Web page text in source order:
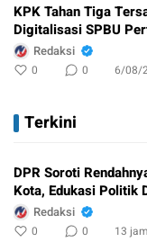
KPK Tahan Tiga
Digitalisasi SPBU
Redaksi
0 0 6/08/
Terkini
DPR Soroti
Kota, Edukasi Politik
Redaksi
0 0 13 jam